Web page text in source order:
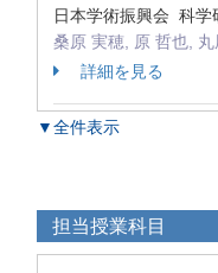
日本学術振興会 科
桑原 実穂, 原 哲也,
詳細を見る
▼全件表示
担当授業科目